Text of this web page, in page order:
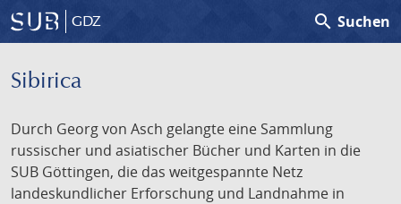
GDZ search Suchen
Sibirica
Durch Georg von Asch gelangte eine Sammlung
russischer und asiatischer Bücher und Karten in die
SUB Göttingen, die das weitgespannte Netz
landeskundlicher Erforschung und Landnahme in